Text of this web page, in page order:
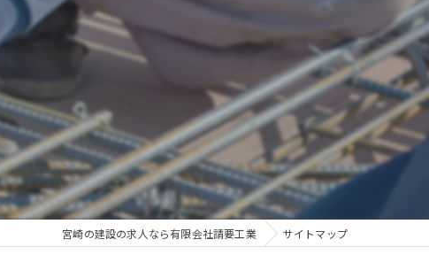
宮崎の建設の求人なら有限会社請要工業 サイトマップ